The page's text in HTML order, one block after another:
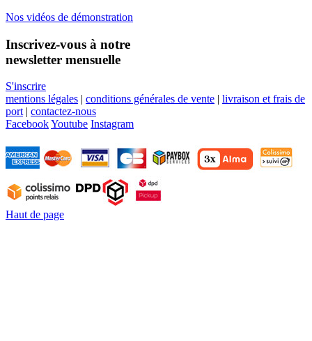
Nos vidéos de démonstration
Inscrivez-vous à notre
newsletter mensuelle
S'inscrire
mentions légales | conditions générales de vente | livraison et frais de
port| contactez-nous
FacebookYoutube Instagram
Haut de page